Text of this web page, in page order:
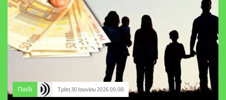
Παιδί Τρίτη 30 Ιουνίου 2026 09:08